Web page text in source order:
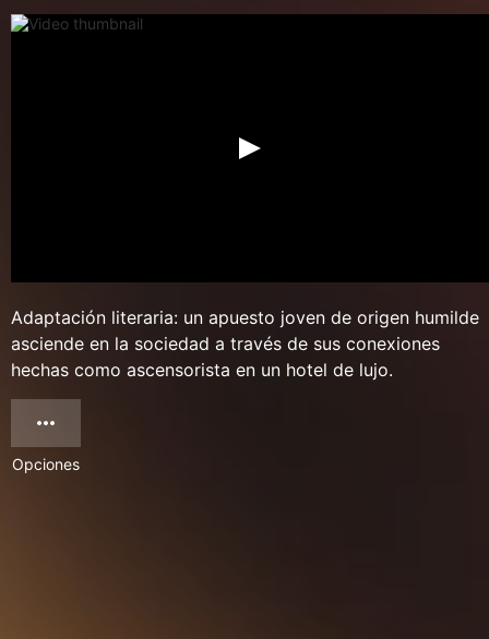
Adaptación literaria: un apuesto joven de origen humilde
asciende en la sociedad a través de sus conexiones
hechas como ascensorista en un hotel de lujo.
Opciones